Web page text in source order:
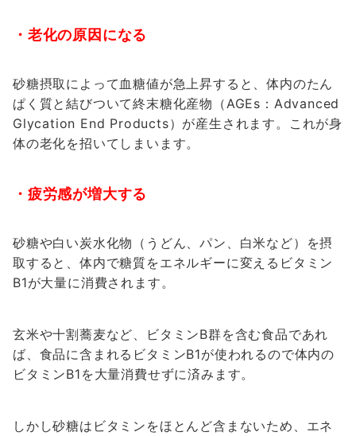
・老化の原因になる
砂糖摂取によって血糖値が急上昇すると、体内のたん
ぱく質と結びついて終末糖化産物（AGEs：Advanced
Glycation End Products）が産生されます。これが身
体の老化を招いてしまいます。
・疲労感が増大する
砂糖や白い炭水化物（うどん、パン、白米など）を摂
取すると、体内で糖質をエネルギーに変えるビタミン
B1が大量に消費されます。
玄米や十割蕎麦など、ビタミンB群を含む食品であれ
ば、食品に含まれるビタミンB1が使われるので体内の
ビタミンB1を大量消費せずに済みます。
しかし砂糖はビタミンをほとんど含まないため、エネ